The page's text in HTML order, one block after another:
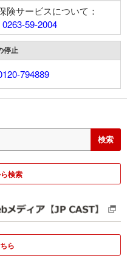
険サービスについて：
0263-59-2004
停止
794889
検索
ら